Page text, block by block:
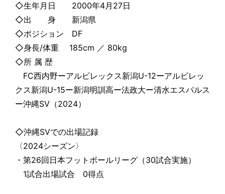
◇生年月日 2000年4月27日
◇出 身 新潟県
◇ポジション DF
◇身長/体重 185cm ／ 80kg
◇所 属 歴
FC西内野ーアルビレックス新潟U-12ーアルビレッ
クス新潟U-15ー新潟明訓高ー法政大ー清水エスパルス
ー沖縄SV（2024）
◇沖縄SVでの出場記録
〈2024シーズン〉
・第26回日本フットボールリーグ（30試合実施）
1試合出場試合 0得点